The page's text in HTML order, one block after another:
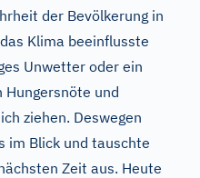
der Bevölkerung in
Klima beeinflusste
Unwetter oder ein
und
ziehen. Deswegen
im Blick und tauschte
Zeit aus. Heute